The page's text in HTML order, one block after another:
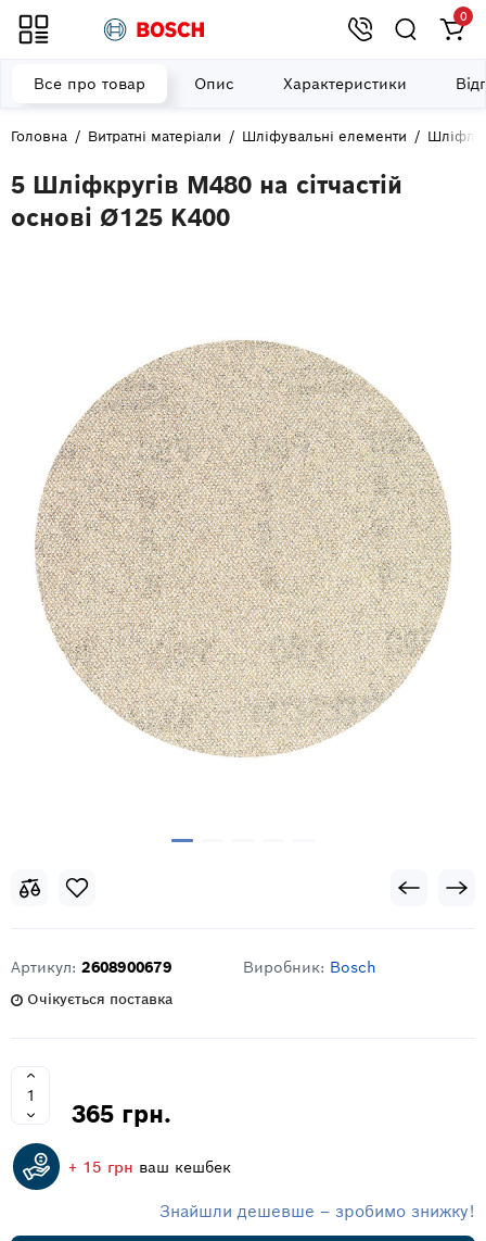
0
Головна Витратні матеріали Шліфувальні елементи
5 Шліфкругів M480 на сітчастій
основі Ø125 K400
Все про товар Опис Характеристики
Артикул: 2608900679 Виробник: Bosch
Очікується поставка
365 грн.
+ 15 грн ваш кешбек
Знайшли дешевше – зробимо знижку!